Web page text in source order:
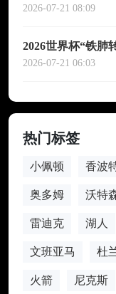
数据
2026-07-21 08:09
2026世界杯“铁肺
限跨城生存法则
2026-07-21 06:03
热门标签
小佩顿 香波
奥多姆 沃特
雷迪克 湖人
文班亚马 杜
火箭 尼克斯